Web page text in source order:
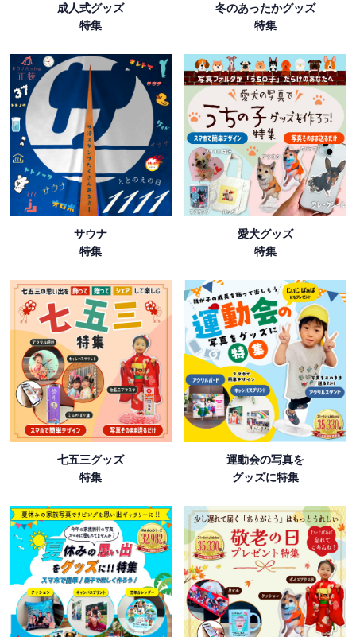
成人式グッズ
特集
冬のあったかグッズ
特集
サウナ
特集
愛犬グッズ
特集
七五三グッズ
特集
運動会の写真を
グッズに特集